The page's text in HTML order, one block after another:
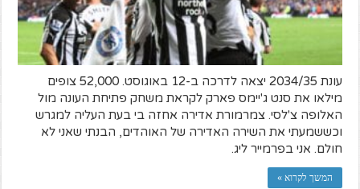
עונת 2034/35 יצאה לדרכה ב-12 באוגוסט. 52,000 צופים
מילאו את סנט ג'יימס פארק לקראת משחק פתיחת העונה מול
האלופה צ'לסי. צמרמורת אדירה אחזה בי בעת העליה למגרש
וכששמעתי את השירה האדירה של האוהדים, הבנתי שאני לא
חולם. אני בפרמייר ליג.
המשך לקרוא »